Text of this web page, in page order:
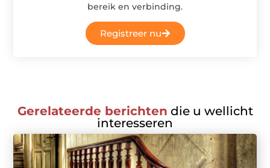
bereik en verbinding.
Registreer nu
Gerelateerde berichten die u wellicht
interesseren